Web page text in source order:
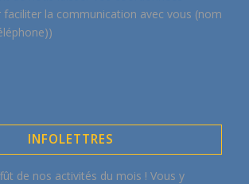
la communication avec vous (nom
INFOLETTRES
de nos activités du mois ! Vous y